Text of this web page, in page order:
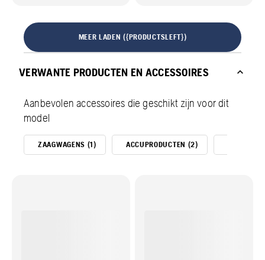
MEER LADEN ({PRODUCTSLEFT})
VERWANTE PRODUCTEN EN ACCESSOIRES
Aanbevolen accessoires die geschikt zijn voor dit
model
ZAAGWAGENS (1) ACCUPRODUCTEN (2)